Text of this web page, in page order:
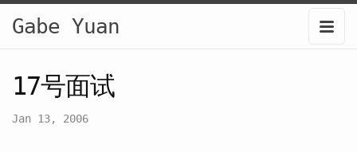
Gabe Yuan
17号面试
Jan 13, 2006